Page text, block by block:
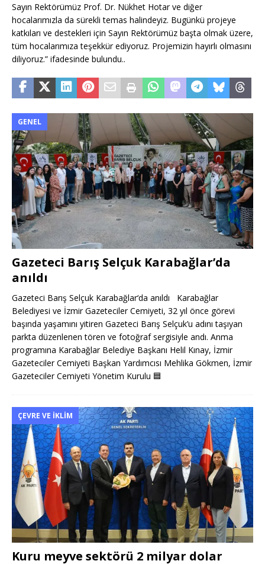
Sayın Rektörümüz Prof. Dr. Nükhet Hotar ve diğer
hocalarımızla da sürekli temas halindeyiz. Bugünkü projeye
katkıları ve destekleri için Sayın Rektörümüz başta olmak üzere,
tüm hocalarımıza teşekkür ediyoruz. Projemizin hayırlı olmasını
diliyoruz.” ifadesinde bulundu..
GENEL
Gazeteci Barış Selçuk Karabağlar’da
anıldı
Gazeteci Barış Selçuk Karabağlar‘da anıldı Karabağlar
Belediyesi ve İzmir Gazeteciler Cemiyeti, 32 yıl önce görevi
başında yaşamını yitiren Gazeteci Barış Selçuk’u adını taşıyan
parkta düzenlenen tören ve fotoğraf sergisiyle andı. Anma
programına Karabağlar Belediye Başkanı Helil Kınay, İzmir
Gazeteciler Cemiyeti Başkan Yardımcısı Mehlika Gökmen, İzmir
Gazeteciler Cemiyeti Yönetim Kurulu 🟦
ÇEVRE VE İKLIM
Kuru meyve sektörü 2 milyar dolar